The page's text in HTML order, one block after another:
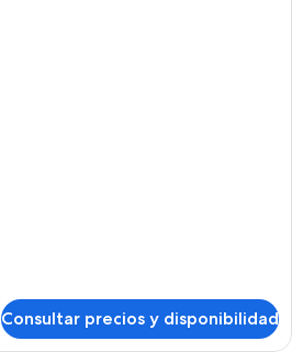
Consultar precios y disponibilidad